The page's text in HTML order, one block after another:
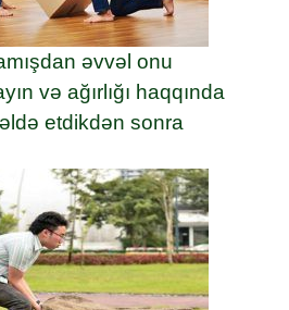
əvvəl onu
və ağırlığı haqqında
etdikdən sonra